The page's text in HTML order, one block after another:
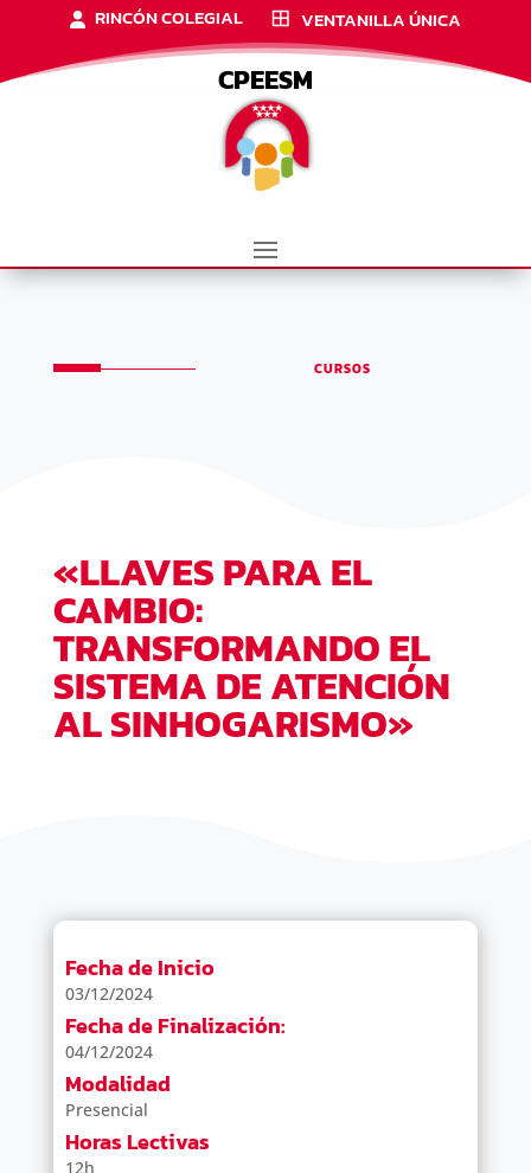
RINCÓN COLEGIAL VENTANILLA ÚNICA
CPEESM
CURSOS
«LLAVES PARA EL
CAMBIO:
TRANSFORMANDO EL
SISTEMA DE ATENCIÓN
AL SINHOGARISMO»
Fecha de Inicio
03/12/2024
Fecha de Finalización:
04/12/2024
Modalidad
Presencial
Horas Lectivas
12h